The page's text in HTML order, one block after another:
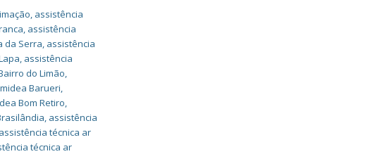
, assistência
, assistência
da Serra, assistência
, assistência
do Limão,
Barueri,
Bom Retiro,
, assistência
assistência técnica ar
técnica ar